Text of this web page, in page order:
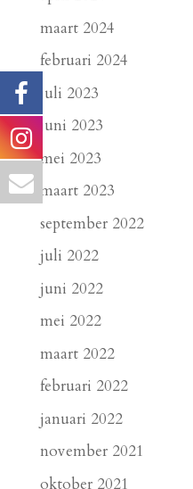
maart 2024
februari 2024
juli 2023
juni 2023
mei 2023
maart 2023
september 2022
juli 2022
juni 2022
mei 2022
maart 2022
februari 2022
januari 2022
november 2021
oktober 2021